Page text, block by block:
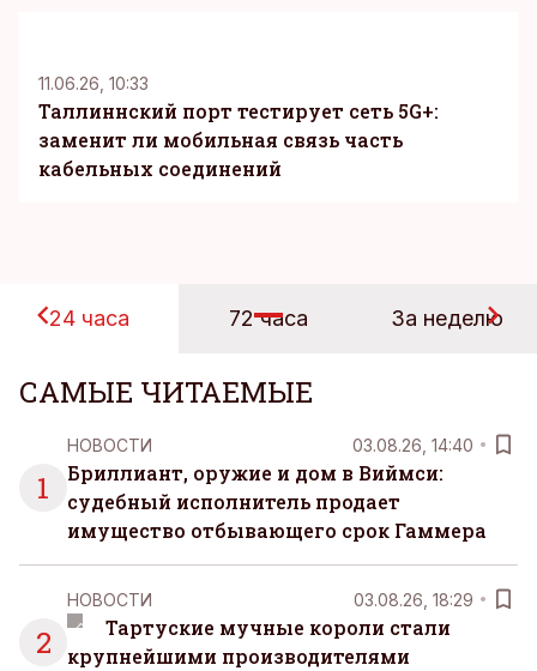
11.06.26, 10:33
Таллиннский порт тестирует сеть 5G+:
заменит ли мобильная связь часть
кабельных соединений
24 часа 72 часа За неделю
САМЫЕ ЧИТАЕМЫЕ
1
НОВОСТИ 03.08.26, 14:40
Бриллиант, оружие и дом в Виймси:
судебный исполнитель продает
имущество отбывающего срок Гаммера
2
НОВОСТИ 03.08.26, 18:29
Тартуские мучные короли стали
крупнейшими производителями